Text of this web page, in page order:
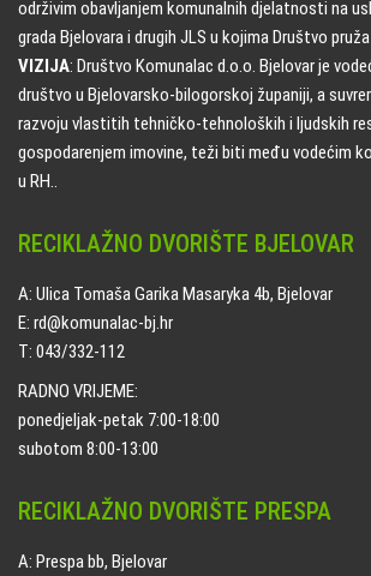
održivim obavljanjem komunalnih djelatnosti na
grada Bjelovara i drugih JLS u kojima Društvo
VIZIJA: Društvo Komunalac d.o.o. Bjelovar je
društvo u Bjelovarsko-bilogorskoj županiji, a
razvoju vlastitih tehničko-tehnoloških i ljudskih
gospodarenjem imovine, teži biti među vodećim
u RH..
RECIKLAŽNO DVORIŠTE BJELOVAR
A: Ulica Tomaša Garika Masaryka 4b, Bjelovar
E: rd@komunalac-bj.hr
T: 043/332-112
RADNO VRIJEME:
ponedjeljak-petak 7:00-18:00
subotom 8:00-13:00
RECIKLAŽNO DVORIŠTE PRESPA
A: Prespa bb, Bjelovar